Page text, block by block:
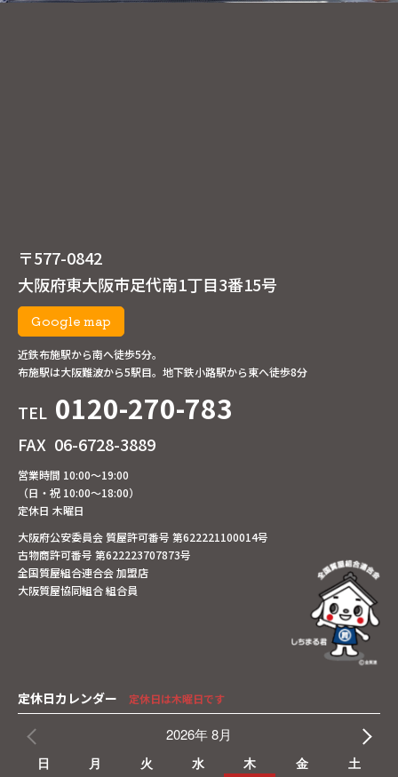
〒577-0842
大阪府東大阪市足代南1丁目3番15号
Google map
近鉄布施駅から南へ徒歩5分。
布施駅は大阪難波から5駅目。地下鉄小路駅から東へ徒歩8分
TEL 0120-270-783
FAX 06-6728-3889
営業時間 10:00～19:00
（日・祝 10:00～18:00）
定休日 木曜日
大阪府公安委員会 質屋許可番号 第622221100014号
古物商許可番号 第622223707873号
全国質屋組合連合会 加盟店
大阪質屋協同組合 組合員
定休日カレンダー 定休日は木曜日です
2026年 8月
日 月 火 水 木 金 土